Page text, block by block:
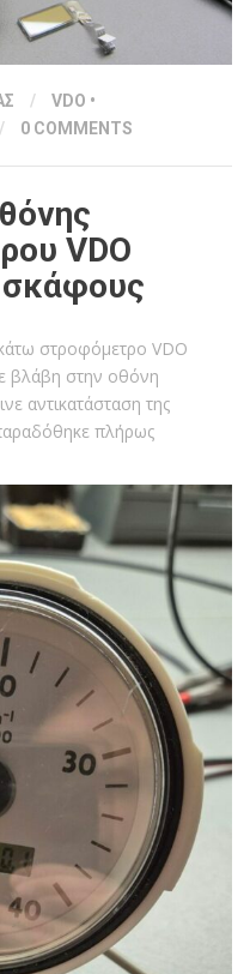
/ VDO •
/ 0 COMMENTS
VDO
στροφόμετρο VDO
βλάβη στην οθόνη
αντικατάσταση της
πλήρως